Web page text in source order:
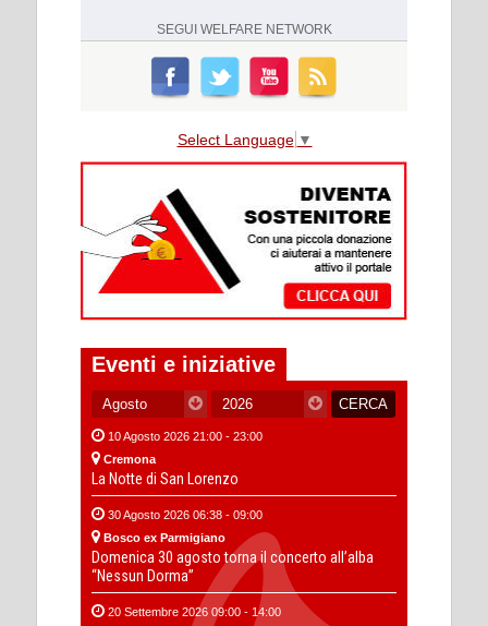
SEGUI WELFARE NETWORK
Select Language ▼
Eventi e iniziative
10 Agosto 2026 21:00 - 23:00
Cremona
La Notte di San Lorenzo
30 Agosto 2026 06:38 - 09:00
Bosco ex Parmigiano
Domenica 30 agosto torna il concerto all’alba
“Nessun Dorma”
20 Settembre 2026 09:00 - 14:00